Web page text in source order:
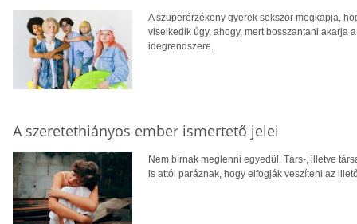
A szuperérzékeny gyerek sokszor megkapja,
viselkedik úgy, ahogy, mert bosszantani akarja
idegrendszere.
A szeretethiányos ember ismertető jelei
Nem bírnak meglenni egyedül. Társ-, illetve
is attól paráznak, hogy elfogják veszíteni az